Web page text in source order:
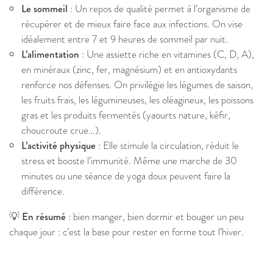
Le sommeil : Un repos de qualité permet à l’organisme de
récupérer et de mieux faire face aux infections. On vise
idéalement entre 7 et 9 heures de sommeil par nuit.
L’alimentation : Une assiette riche en vitamines (C, D, A),
en minéraux (zinc, fer, magnésium) et en antioxydants
renforce nos défenses. On privilégie les légumes de saison,
les fruits frais, les légumineuses, les oléagineux, les poissons
gras et les produits fermentés (yaourts nature, kéfir,
choucroute crue…).
L’activité physique : Elle stimule la circulation, réduit le
stress et booste l’immunité. Même une marche de 30
minutes ou une séance de yoga doux peuvent faire la
différence.
💡 En résumé : bien manger, bien dormir et bouger un peu
chaque jour : c’est la base pour rester en forme tout l’hiver.